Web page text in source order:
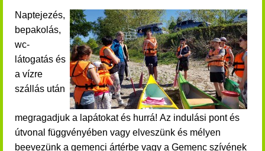
Naptejezés,
bepakolás,
wc-
látogatás és
a vízre
szállás után
megragadjuk a lapátokat és hurrá! Az indulási pont és
útvonal függvényében vagy elveszünk és mélyen
beevezünk a gemenci ártérbe vagy a Gemenc szívének